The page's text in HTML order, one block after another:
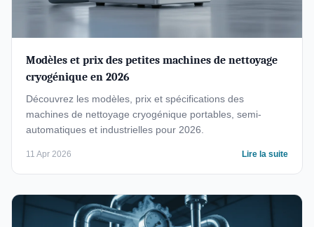
Modèles et prix des petites machines de nettoyage
cryogénique en 2026
Découvrez les modèles, prix et spécifications des
machines de nettoyage cryogénique portables, semi-
automatiques et industrielles pour 2026.
11 Apr 2026 Lire la suite